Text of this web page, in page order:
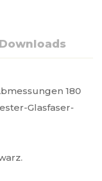
Downloads
180
Glasfaser-